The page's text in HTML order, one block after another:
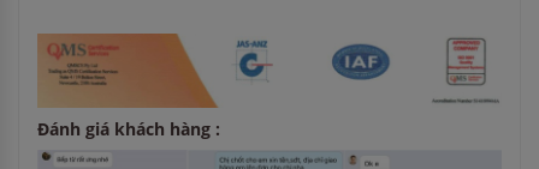
Đánh giá khách hàng :